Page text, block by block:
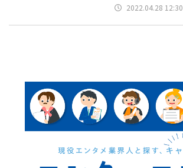
2022.04.28 12:30